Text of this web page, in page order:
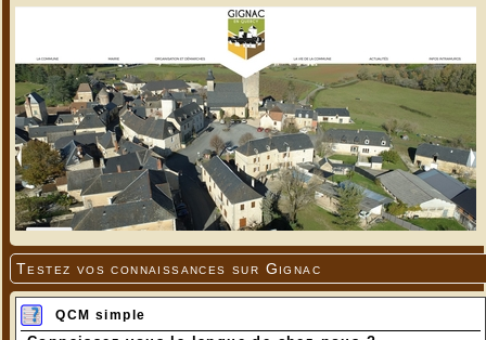
Testez vos connaissances sur Gignac
QCM simple